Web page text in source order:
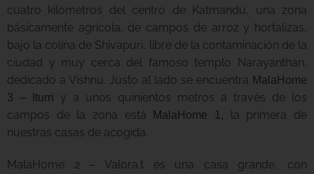
cuatro kilómetros del centro de Katmandú, una zona
básicamente agrícola, de campos de arroz y hortalizas,
bajo la colina de Shivapuri, libre de la contaminación de la
ciudad y muy cerca del famoso templo Narayanthan,
dedicado a Vishnu. Justo al lado se encuentra MalaHome
3 – Iturri
y a unos quinientos metros a través de los
campos de la zona está
MalaHome 1,
la primera de
nuestras casas de acogida.
MalaHome 2 – Valora.t es una casa grande, con